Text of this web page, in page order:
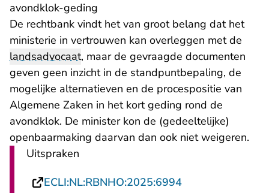
avondklok-geding
De rechtbank vindt het van groot belang dat het
ministerie in vertrouwen kan overleggen met de
landsadvocaat, maar de gevraagde documenten
geven geen inzicht in de standpuntbepaling, de
mogelijke alternatieven en de procespositie van
Algemene Zaken in het kort geding rond de
avondklok. De minister kon de (gedeeltelijke)
openbaarmaking daarvan dan ook niet weigeren.
Uitspraken
ECLI:NL:RBNHO:2025:6994- U verlaat